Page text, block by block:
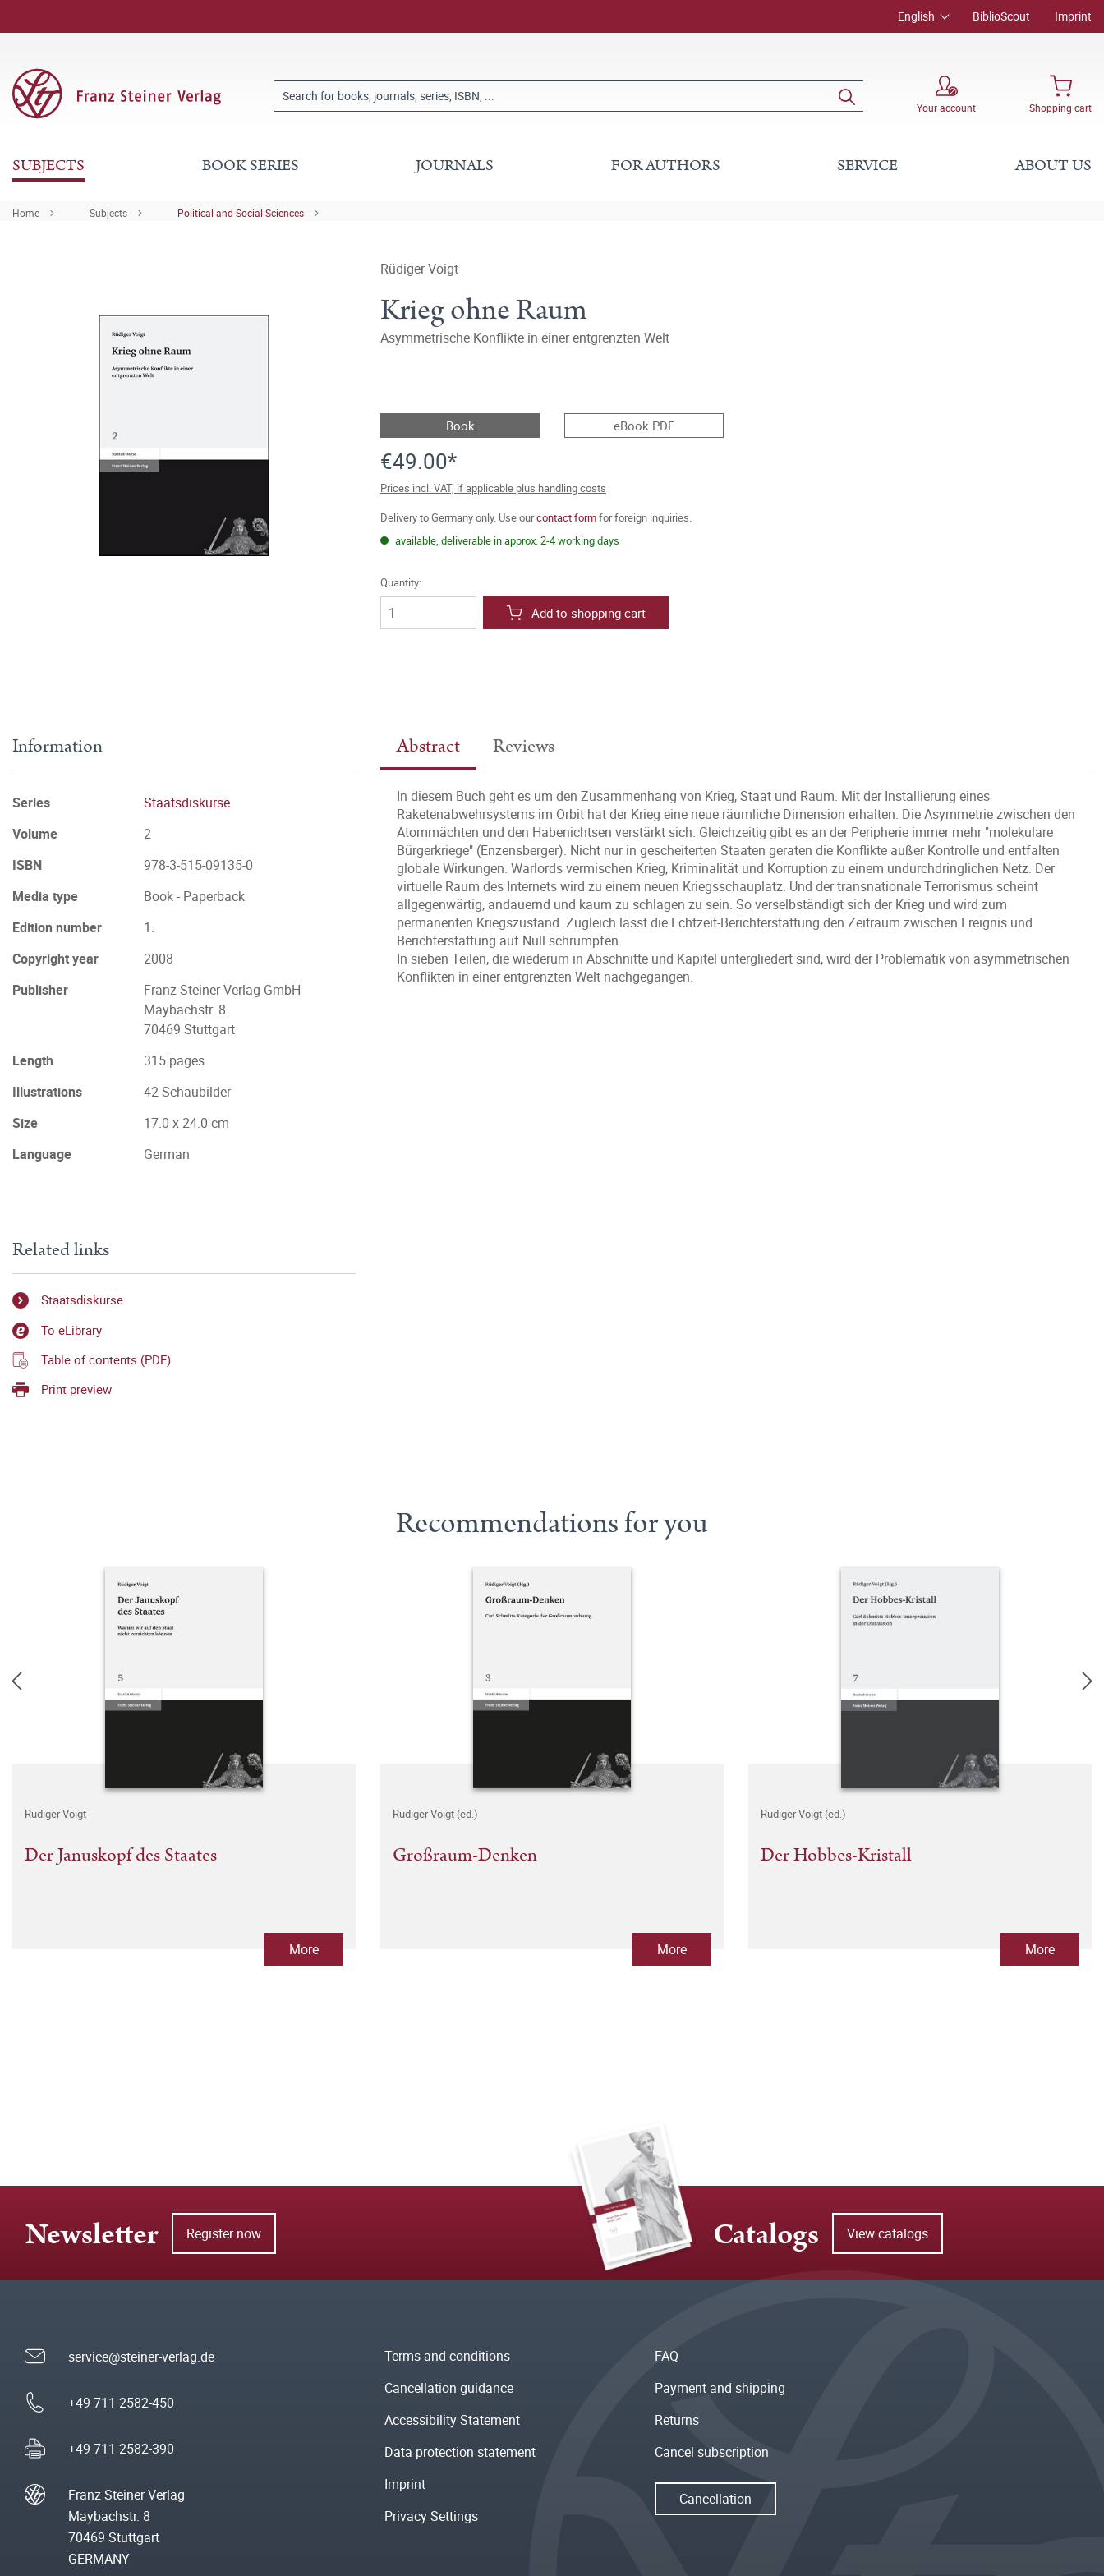
English BiblioScout Imprint
Your account Shopping cart
SUBJECTS BOOK SERIES JOURNALS FOR AUTHORS SERVICE ABOUT US
Home Subjects Political and Social Sciences
Rüdiger Voigt
Krieg ohne Raum
Asymmetrische Konflikte in einer entgrenzten Welt
Book eBook PDF
€49.00*
Prices incl. VAT, if applicable plus handling costs
Delivery to Germany only. Use ourcontact formfor foreign inquiries.
available, deliverable in approx. 2-4 working days
Quantity:
Add to shopping cart
Abstract Reviews
In diesem Buch geht es um den Zusammenhang von Krieg, Staat und Raum. Mit der Installierung eines
Raketenabwehrsystems im Orbit hat der Krieg eine neue räumliche Dimension erhalten. Die Asymmetrie zwischen den
Atommächten und den Habenichtsen verstärkt sich. Gleichzeitig gibt es an der Peripherie immer mehr "molekulare
Bürgerkriege" (Enzensberger). Nicht nur in gescheiterten Staaten geraten die Konflikte außer Kontrolle und entfalten
globale Wirkungen. Warlords vermischen Krieg, Kriminalität und Korruption zu einem undurchdringlichen Netz. Der
virtuelle Raum des Internets wird zu einem neuen Kriegsschauplatz. Und der transnationale Terrorismus scheint
allgegenwärtig, andauernd und kaum zu schlagen zu sein. So verselbständigt sich der Krieg und wird zum
permanenten Kriegszustand. Zugleich lässt die Echtzeit-Berichterstattung den Zeitraum zwischen Ereignis und
Berichterstattung auf Null schrumpfen.
In sieben Teilen, die wiederum in Abschnitte und Kapitel untergliedert sind, wird der Problematik von asymmetrischen
Konflikten in einer entgrenzten Welt nachgegangen.
Information
Series
Staatsdiskurse
Volume
2
ISBN
978-3-515-09135-0
Media type
Book - Paperback
Edition number
1.
Copyright year
2008
Publisher
Franz Steiner Verlag GmbH
Maybachstr. 8
70469 Stuttgart
Length
315 pages
Illustrations
42 Schaubilder
Size
17.0 x 24.0 cm
Language
German
Related links
Staatsdiskurse
To eLibrary
Table of contents (PDF)
Print preview
Recommendations for you
Rüdiger Voigt
Der Januskopf des Staates
More
Rüdiger Voigt (ed.)
Großraum-Denken
More
Rüdiger Voigt (ed.)
Der Hobbes-Kristall
More
Newsletter Register now Catalogs View catalogs
service@steiner-verlag.de
+49 711 2582-450
+49 711 2582-390
Franz Steiner Verlag
Maybachstr. 8
70469 Stuttgart
GERMANY
Terms and conditions
Cancellation guidance
Accessibility Statement
Data protection statement
Imprint
Privacy Settings
FAQ
Payment and shipping
Returns
Cancel subscription
Cancellation